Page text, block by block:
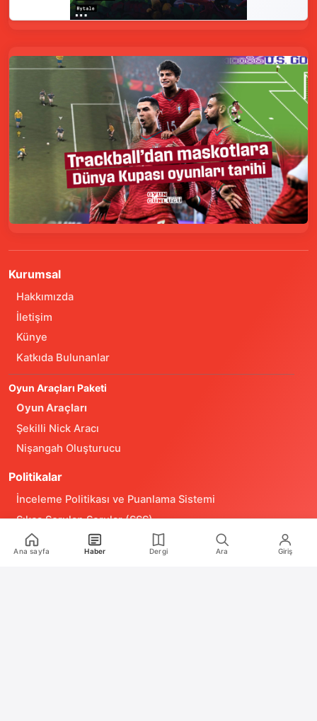
Kurumsal
Hakkımızda
İletişim
Künye
Katkıda Bulunanlar
Oyun Araçları Paketi
Oyun Araçları
Şekilli Nick Aracı
Nişangah Oluşturucu
Politikalar
İnceleme Politikası ve Puanlama Sistemi
Sıkça Sorulan Sorular (SSS)
Alıntı ve Yeniden Kullanım Politikası
Ana sayfa Haber Dergi Ara Giriş